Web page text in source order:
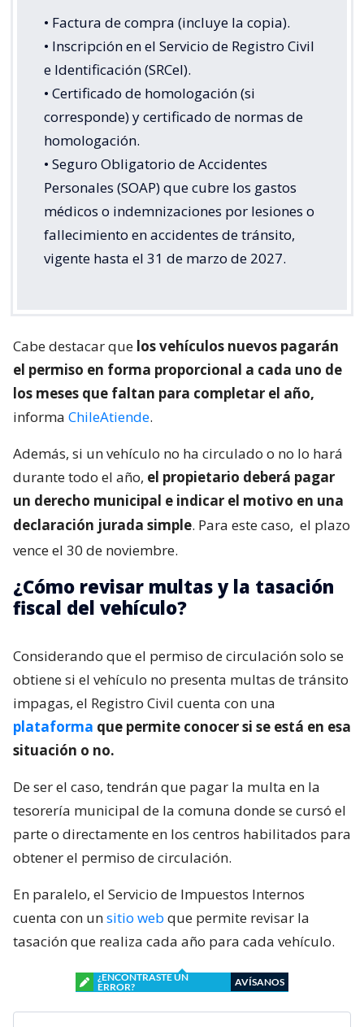
• Factura de compra (incluye la copia).
• Inscripción en el Servicio de Registro Civil
e Identificación (SRCeI).
• Certificado de homologación (si
corresponde) y certificado de normas de
homologación.
• Seguro Obligatorio de Accidentes
Personales (SOAP) que cubre los gastos
médicos o indemnizaciones por lesiones o
fallecimiento en accidentes de tránsito,
vigente hasta el 31 de marzo de 2027.
Cabe destacar que los vehículos nuevos pagarán
el permiso en forma proporcional a cada uno de
los meses que faltan para completar el año,
informa ChileAtiende.
Además, si un vehículo no ha circulado o no lo hará
durante todo el año, el propietario deberá pagar
un derecho municipal e indicar el motivo en una
declaración jurada simple. Para este caso, el plazo
vence el 30 de noviembre.
¿Cómo revisar multas y la tasación
fiscal del vehículo?
Considerando que el permiso de circulación solo se
obtiene si el vehículo no presenta multas de tránsito
impagas, el Registro Civil cuenta con una
plataforma que permite conocer si se está en esa
situación o no.
De ser el caso, tendrán que pagar la multa en la
tesorería municipal de la comuna donde se cursó el
parte o directamente en los centros habilitados para
obtener el permiso de circulación.
En paralelo, el Servicio de Impuestos Internos
cuenta con unsitio web que permite revisar la
tasación que realiza cada año para cada vehículo.
¿ENCONTRASTE UN
ERROR?
AVÍSANOS